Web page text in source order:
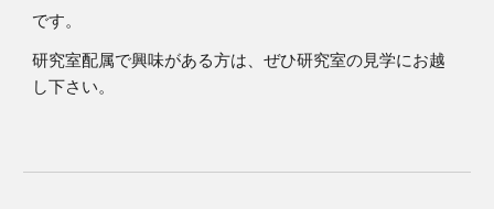
です。
研究室配属で興味がある方は、ぜひ研究室の見学にお越
し下さい。